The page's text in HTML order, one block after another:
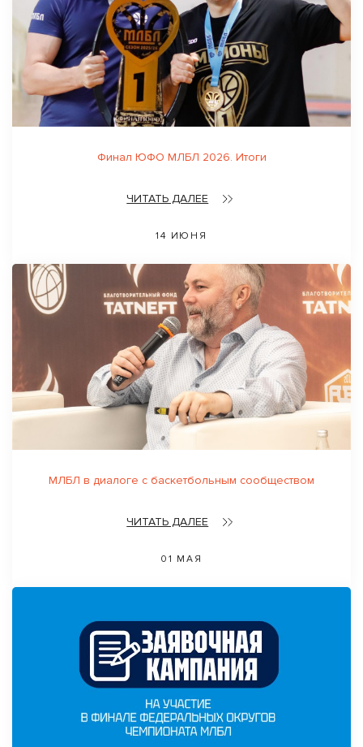
Финал ЮФО МЛБЛ 2026. Итоги
ЧИТАТЬ ДАЛЕЕ
14 ИЮНЯ
МЛБЛ в диалоге с баскетбольным сообществом
ЧИТАТЬ ДАЛЕЕ
01 МАЯ